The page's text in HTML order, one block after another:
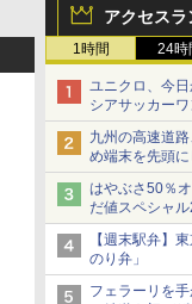
アクセス
1時間 24時
ユニクロ、今
シアサッカー
ショーツは
九州の高速道
め端末を先頭
回は料金調整
はやぶさ50％
だ値スペシャ
ねっと限定
【週末駅弁】
のり弁」
フェラーリを